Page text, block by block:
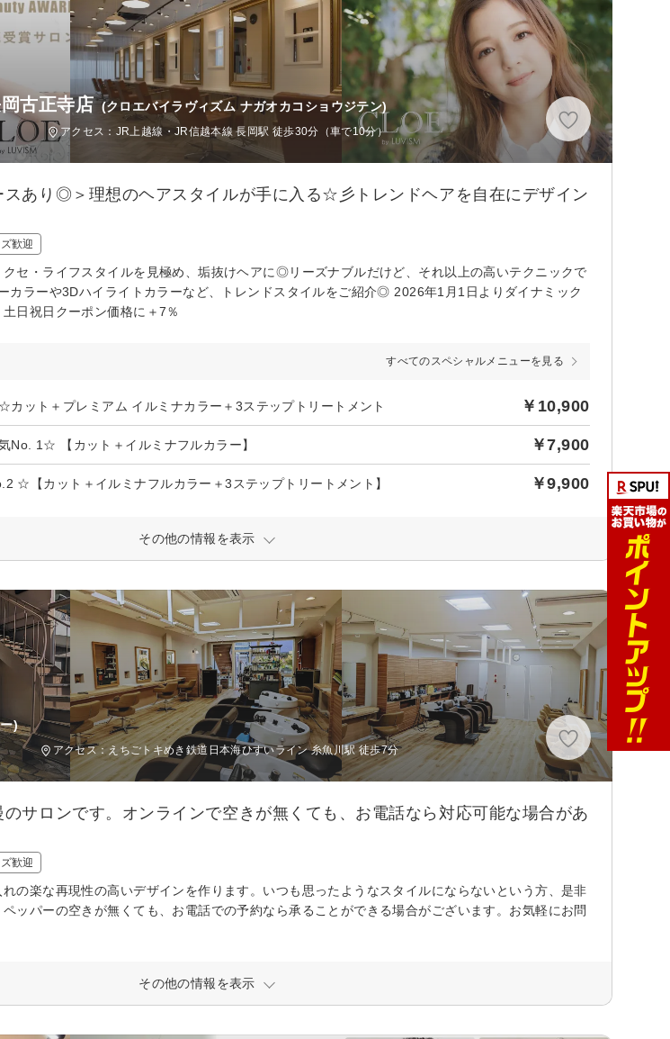
古正寺店 (クロエバイラヴィズム ナガオカコショウジテン)
アクセス：JR上越線・JR信越本線 長岡駅 徒歩30分（車で10分）
スあり◎＞理想のヘアスタイルが手に入る☆彡トレンドヘアを自在にデザイン
ズ歓迎
クセ・ライフスタイルを見極め、垢抜けヘアに◎リーズナブルだけど、それ以上の高いテクニックで
カラーや3Dハイライトカラーなど、トレンドスタイルをご紹介◎ 2026年1月1日よりダイナミック
日祝日クーポン価格に＋7％
すべてのスペシャルメニューを見る
カット＋プレミアム イルミナカラー＋3ステップトリートメント ￥10,900
No. 1☆ 【カット＋イルミナフルカラー】 ￥7,900
☆【カット＋イルミナフルカラー＋3ステップトリートメント】 ￥9,900
その他の情報を表示
)
アクセス：えちごトキめき鉄道日本海ひすいライン 糸魚川駅 徒歩7分
サロンです。オンラインで空きが無くても、お電話なら対応可能な場合があ
ズ歓迎
の楽な再現性の高いデザインを作ります。いつも思ったようなスタイルにならないという方、是非
ッパーの空きが無くても、お電話での予約なら承ることができる場合がございます。お気軽にお問
その他の情報を表示